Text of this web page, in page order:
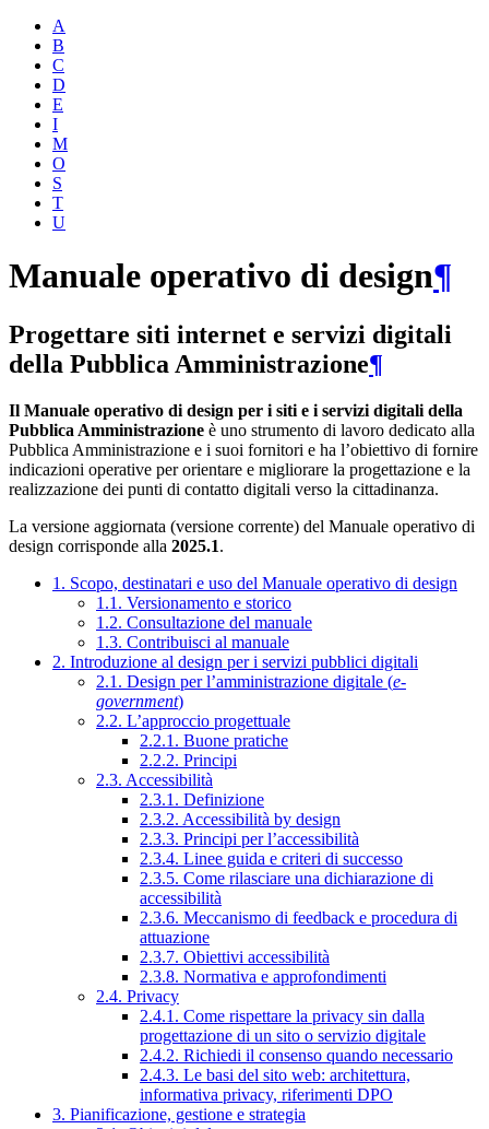
A
B
C
D
E
I
M
O
S
T
U
Manuale operativo di design¶
Progettare siti internet e servizi digitali
della Pubblica Amministrazione¶
Il Manuale operativo di design per i siti e i servizi digitali della
Pubblica Amministrazione è uno strumento di lavoro dedicato alla
Pubblica Amministrazione e i suoi fornitori e ha l’obiettivo di fornire
indicazioni operative per orientare e migliorare la progettazione e la
realizzazione dei punti di contatto digitali verso la cittadinanza.
La versione aggiornata (versione corrente) del Manuale operativo di
design corrisponde alla 2025.1.
1. Scopo, destinatari e uso del Manuale operativo di design
1.1. Versionamento e storico
1.2. Consultazione del manuale
1.3. Contribuisci al manuale
2. Introduzione al design per i servizi pubblici digitali
2.1. Design per l’amministrazione digitale (e-
government)
2.2. L’approccio progettuale
2.2.1. Buone pratiche
2.2.2. Principi
2.3. Accessibilità
2.3.1. Definizione
2.3.2. Accessibilità by design
2.3.3. Principi per l’accessibilità
2.3.4. Linee guida e criteri di successo
2.3.5. Come rilasciare una dichiarazione di
accessibilità
2.3.6. Meccanismo di feedback e procedura di
attuazione
2.3.7. Obiettivi accessibilità
2.3.8. Normativa e approfondimenti
2.4. Privacy
2.4.1. Come rispettare la privacy sin dalla
progettazione di un sito o servizio digitale
2.4.2. Richiedi il consenso quando necessario
2.4.3. Le basi del sito web: architettura,
informativa privacy, riferimenti DPO
3. Pianificazione, gestione e strategia